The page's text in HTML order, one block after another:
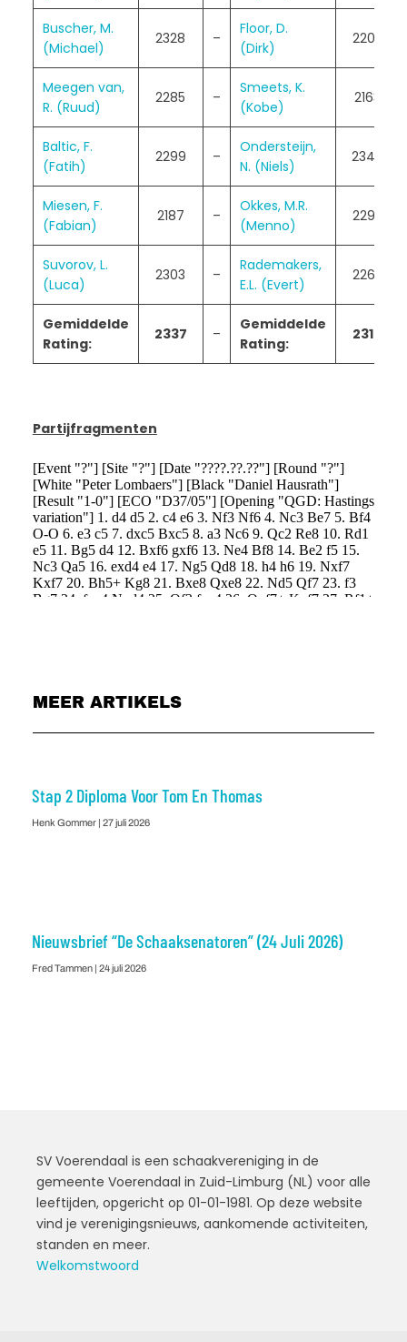
Buscher, M.
(Michael)
2328 –
Floor, D.
(Dirk)
2208
Meegen van,
R. (Ruud)
2285 –
Smeets, K.
(Kobe)
2163
Baltic, F.
(Fatih)
2299 –
Ondersteijn,
N. (Niels)
2349
Miesen, F.
(Fabian)
2187 –
Okkes, M.R.
(Menno)
2297
Suvorov, L.
(Luca)
2303 –
Rademakers,
E.L. (Evert)
2260
Gemiddelde
Rating:
2337 –
Gemiddelde
Rating:
2314
Partijfragmenten
MEER ARTIKELS
Stap 2 Diploma Voor Tom En Thomas
Henk Gommer 27 juli 2026
Nieuwsbrief “De Schaaksenatoren” (24 Juli 2026)
Fred Tammen 24 juli 2026
SV Voerendaal is een schaakvereniging in de
gemeente Voerendaal in Zuid-Limburg (NL) voor alle
leeftijden, opgericht op 01-01-1981. Op deze website
vind je verenigingsnieuws, aankomende activiteiten,
standen en meer.
Welkomstwoord